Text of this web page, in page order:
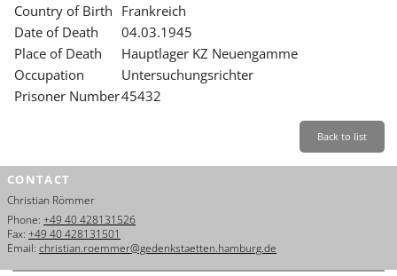
FORSCHUNG
SERVICE
Leichte Sprache Back
Dansk
Gebärdensprache
Country of Birth Frankreich
Date of Death
04.03.1945
Place of Death
Hauptlager KZ Neuengamme
Occupation
Untersuchungsrichter
Prisoner Number45432
Back to list
CONTACT
Christian Römmer
Phone: +49 40 428131526
Fax: +49 40 428131501
Email: christian.roemmer@gedenkstaetten.hamburg.de